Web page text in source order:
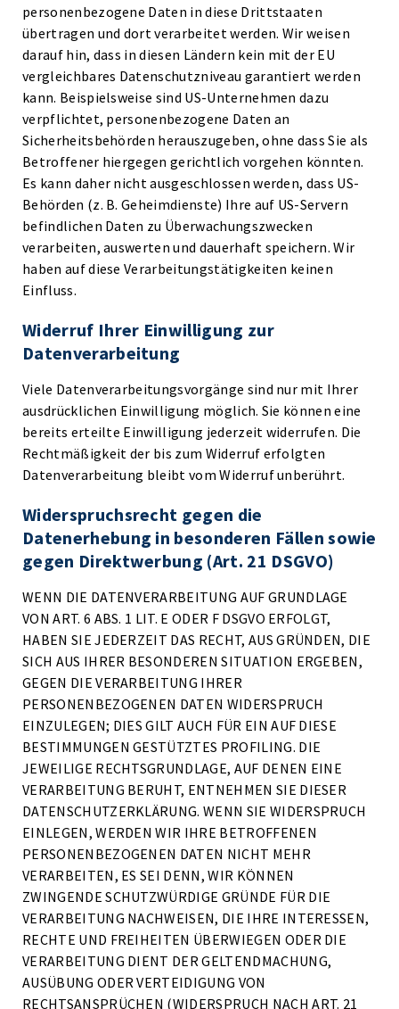
personenbezogene Daten in diese Drittstaaten
übertragen und dort verarbeitet werden. Wir weisen
darauf hin, dass in diesen Ländern kein mit der EU
vergleichbares Datenschutzniveau garantiert werden
kann. Beispielsweise sind US-Unternehmen dazu
verpflichtet, personenbezogene Daten an
Sicherheitsbehörden herauszugeben, ohne dass Sie als
Betroffener hiergegen gerichtlich vorgehen könnten.
Es kann daher nicht ausgeschlossen werden, dass US-
Behörden (z. B. Geheimdienste) Ihre auf US-Servern
befindlichen Daten zu Überwachungszwecken
verarbeiten, auswerten und dauerhaft speichern. Wir
haben auf diese Verarbeitungstätigkeiten keinen
Einfluss.
Widerruf Ihrer Einwilligung zur
Datenverarbeitung
Viele Datenverarbeitungsvorgänge sind nur mit Ihrer
ausdrücklichen Einwilligung möglich. Sie können eine
bereits erteilte Einwilligung jederzeit widerrufen. Die
Rechtmäßigkeit der bis zum Widerruf erfolgten
Datenverarbeitung bleibt vom Widerruf unberührt.
Widerspruchsrecht gegen die
Datenerhebung in besonderen Fällen sowie
gegen Direktwerbung (Art. 21 DSGVO)
WENN DIE DATENVERARBEITUNG AUF GRUNDLAGE
VON ART. 6 ABS. 1 LIT. E ODER F DSGVO ERFOLGT,
HABEN SIE JEDERZEIT DAS RECHT, AUS GRÜNDEN, DIE
SICH AUS IHRER BESONDEREN SITUATION ERGEBEN,
GEGEN DIE VERARBEITUNG IHRER
PERSONENBEZOGENEN DATEN WIDERSPRUCH
EINZULEGEN; DIES GILT AUCH FÜR EIN AUF DIESE
BESTIMMUNGEN GESTÜTZTES PROFILING. DIE
JEWEILIGE RECHTSGRUNDLAGE, AUF DENEN EINE
VERARBEITUNG BERUHT, ENTNEHMEN SIE DIESER
DATENSCHUTZERKLÄRUNG. WENN SIE WIDERSPRUCH
EINLEGEN, WERDEN WIR IHRE BETROFFENEN
PERSONENBEZOGENEN DATEN NICHT MEHR
VERARBEITEN, ES SEI DENN, WIR KÖNNEN
ZWINGENDE SCHUTZWÜRDIGE GRÜNDE FÜR DIE
VERARBEITUNG NACHWEISEN, DIE IHRE INTERESSEN,
RECHTE UND FREIHEITEN ÜBERWIEGEN ODER DIE
VERARBEITUNG DIENT DER GELTENDMACHUNG,
AUSÜBUNG ODER VERTEIDIGUNG VON
RECHTSANSPRÜCHEN (WIDERSPRUCH NACH ART. 21